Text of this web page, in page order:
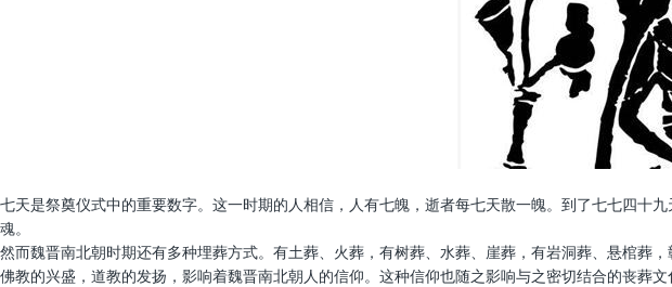
七天是祭奠仪式中的重要数字。这一时期的人相信，人有七魄，逝者每七天散一魄。到了七七四十
魂。
然而魏晋南北朝时期还有多种埋葬方式。有土葬、火葬，有树葬、水葬、崖葬，有岩洞葬、悬棺葬
佛教的兴盛，道教的发扬，影响着魏晋南北朝人的信仰。这种信仰也随之影响与之密切结合的丧葬文